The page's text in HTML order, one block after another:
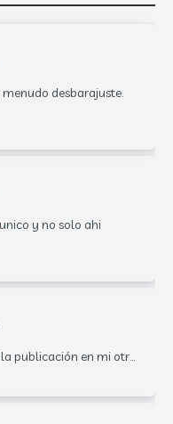
desbarajuste.
y no solo ahi
publicación en mi otr...